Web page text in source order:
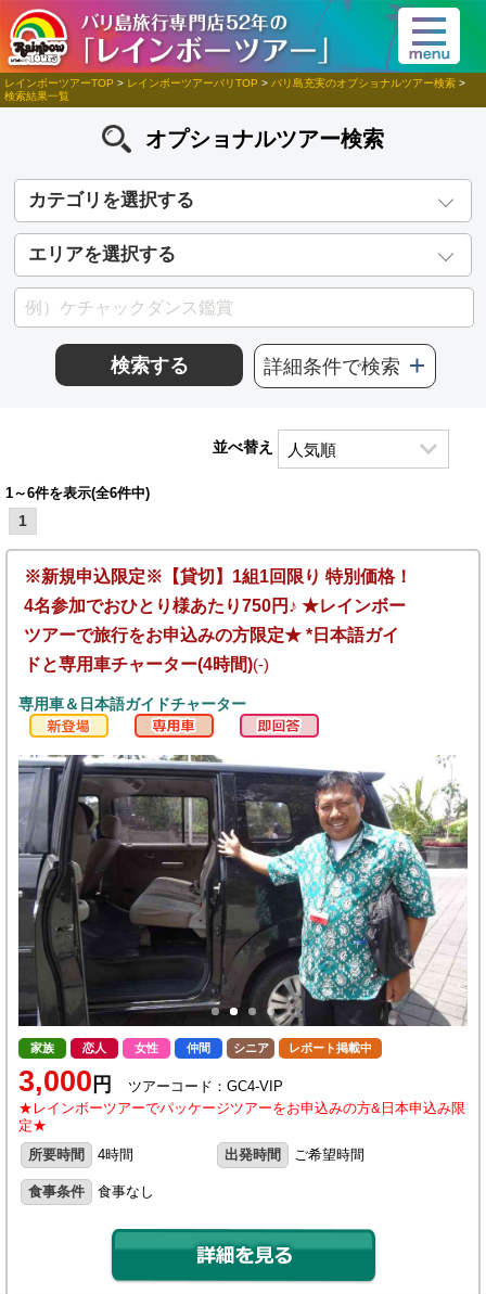
レインボーツアーTOP > レインボーツアーバリTOP > バリ島充実のオプショナルツアー検索 >
検索結果一覧
オプショナルツアー検索
カテゴリを選択する
エリアを選択する
検索する 詳細条件で検索
並べ替え
1～6件を表示(全6件中)
1
※新規申込限定※【貸切】1組1回限り 特別価格！
4名参加でおひとり様あたり750円♪ ★レインボー
ツアーで旅行をお申込みの方限定★ *日本語ガイ
ドと専用車チャーター(4時間)(-)
専用車＆日本語ガイドチャーター
家族 恋人 女性 仲間 シニア レポート掲載中
3,000 円
ツアーコード：GC4-VIP
★レインボーツアーでパッケージツアーをお申込みの方&日本申込み限
定★
所要時間
4時間 出発時間 ご希望時間
食事条件 食事なし